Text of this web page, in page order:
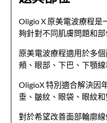
Oligio X 原美電波療程是
夠針對不同肌膚問題和部
原美電波療程適用於多
頰、眼部、下巴、下顎線
OligioX 特別適合解決因
垂、皺紋、眼袋、眼紋和
對於希望改善面部輪廓